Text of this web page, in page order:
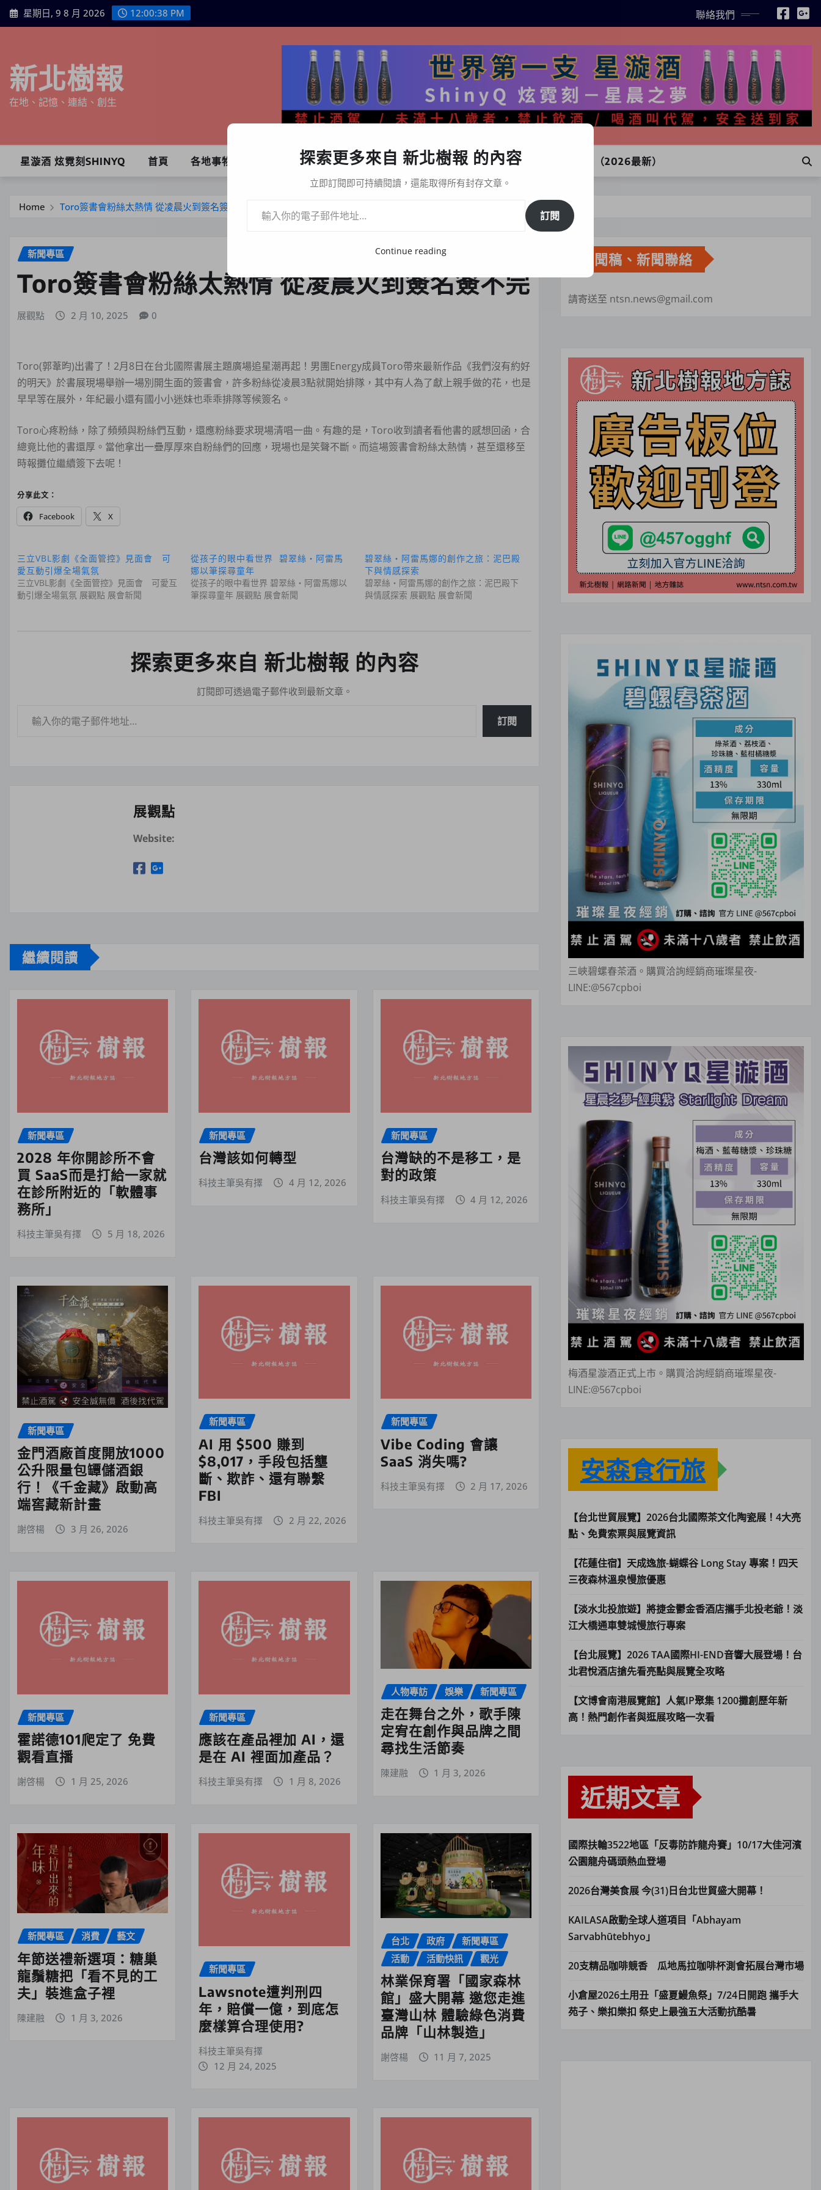
Skip
to
星期日, 9 8 月 2026 12:00:39 PM 聯絡我們
新北樹報
在地、記憶、連結、創生
星漩酒 炫霓刻SHINYQ 首頁 各地事物 生活百態 關於樹報 星漩酒哪裡買｜官方購買通路與LINE訂購（2026最新）
Home Toro簽書會粉絲太熱情 從凌晨火到簽名簽不完
新聞專區
Toro簽書會粉絲太熱情 從凌晨火到簽名簽不完
展觀點 2 月 10, 2025 0
Toro(郭葦昀)出書了！2月8日在台北國際書展主題廣場追星潮再起！男團Energy成員Toro帶來最新作品《我們沒有約好
的明天》於書展現場舉辦一場別開生面的簽書會，許多粉絲從凌晨3點就開始排隊，其中有人為了獻上親手做的花，也是
早早等在展外，年紀最小還有國小小迷妹也乖乖排隊等候簽名。
Toro心疼粉絲，除了頻頻與粉絲們互動，還應粉絲要求現場清唱一曲。有趣的是，Toro收到讀者看他書的感想回函，合
總竟比他的書還厚。當他拿出一疊厚厚來自粉絲們的回應，現場也是笑聲不斷。而這場簽書會粉絲太熱情，甚至還移至
時報攤位繼續簽下去呢！
分享此文：
Facebook X
三立VBL影劇《全面管控》見面會 可
愛互動引爆全場氣氛
三立VBL影劇《全面管控》見面會 可愛互
動引爆全場氣氛 展觀點 展會新聞
從孩子的眼中看世界 碧翠絲・阿雷馬
娜以筆探尋童年
從孩子的眼中看世界 碧翠絲・阿雷馬娜以
筆探尋童年 展觀點 展會新聞
碧翠絲・阿雷馬娜的創作之旅：泥巴殿
下與情感探索
碧翠絲・阿雷馬娜的創作之旅：泥巴殿下
與情感探索 展觀點 展會新聞
探索更多來自 新北樹報 的內容
訂閱即可透過電子郵件收到最新文章。
訂閱
展觀點
Website:
繼續閱讀
新聞專區
2028 年你開診所不會
買 SaaS而是打給一家就
在診所附近的「軟體事
務所」
科技主筆吳有擇 5 月 18, 2026
新聞專區
台灣該如何轉型
科技主筆吳有擇 4 月 12, 2026
新聞專區
台灣缺的不是移工，是
對的政策
科技主筆吳有擇 4 月 12, 2026
新聞專區
金門酒廠首度開放1000
公升限量包罈儲酒銀
行！《千金藏》啟動高
端窖藏新計畫
謝啓楊 3 月 26, 2026
新聞專區
AI 用 $500 賺到
$8,017，手段包括壟
斷、欺詐、還有聯繫
FBI
科技主筆吳有擇 2 月 22, 2026
新聞專區
Vibe Coding 會讓
SaaS 消失嗎?
科技主筆吳有擇 2 月 17, 2026
新聞專區
霍諾德101爬定了 免費
觀看直播
謝啓楊 1 月 25, 2026
新聞專區
應該在產品裡加 AI，還
是在 AI 裡面加產品？
科技主筆吳有擇 1 月 8, 2026
人物專訪 娛樂 新聞專區
走在舞台之外，歌手陳
定宥在創作與品牌之間
尋找生活節奏
陳建融 1 月 3, 2026
新聞專區 消費 藝文
年節送禮新選項：糖巢
龍鬚糖把「看不見的工
夫」裝進盒子裡
陳建融 1 月 3, 2026
新聞專區
Lawsnote遭判刑四
年，賠償一億，到底怎
麼樣算合理使用?
科技主筆吳有擇
12 月 24, 2025
台北 政府
新聞專區
活動
活動快訊 觀光
林業保育署「國家森林
館」盛大開幕 邀您走進
臺灣山林 體驗綠色消費
品牌「山林製造」
謝啓楊 11 月 7, 2025
新聞稿、新聞聯絡
請寄送至 ntsn.news@gmail.com
三峽碧螺春茶酒。購買洽詢經銷商璀璨星夜-
LINE:@567cpboi
梅酒星漩酒正式上市。購買洽詢經銷商璀璨星夜-
LINE:@567cpboi
安森食行旅
【台北世貿展覽】2026台北國際茶文化陶瓷展！4大亮
點、免費索票與展覽資訊
【花蓮住宿】天成逸旅-蝴蝶谷 Long Stay 專案！四天
三夜森林溫泉慢旅優惠
【淡水北投旅遊】將捷金鬱金香酒店攜手北投老爺！淡
江大橋通車雙城慢旅行專案
【台北展覽】2026 TAA國際HI-END音響大展登場！台
北君悅酒店搶先看亮點與展覽全攻略
【文博會南港展覽館】人氣IP聚集 1200攤創歷年新
高！熱門創作者與逛展攻略一次看
近期文章
國際扶輪3522地區「反毒防詐龍舟賽」10/17大佳河濱
公園龍舟碼頭熱血登場
2026台灣美食展 今(31)日台北世貿盛大開幕！
KAILASA啟動全球人道項目「Abhayam
Sarvabhūtebhyo」
20支精品咖啡競香 瓜地馬拉咖啡杯測會拓展台灣市場
小倉屋2026土用丑「盛夏鰻魚祭」7/24日開跑 攜手大
苑子、樂扣樂扣 祭史上最強五大活動抗酷暑
探索更多來自 新北樹報 的內容
立即訂閱即可持續閱讀，還能取得所有封存文章。
訂閱
Continue reading